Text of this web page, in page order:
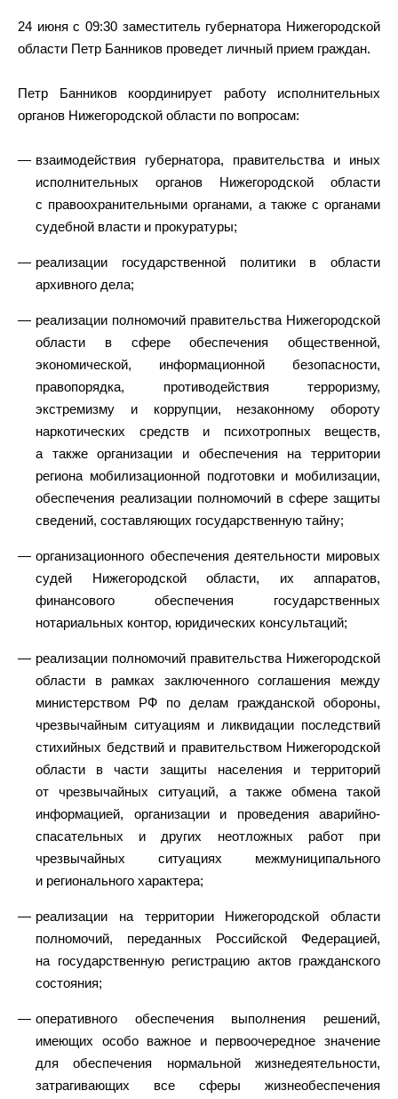
24 июня с 09:30 заместитель губернатора Нижегородской
области Петр Банников проведет личный прием граждан.
Петр Банников координирует работу исполнительных
органов Нижегородской области по вопросам:
взаимодействия губернатора, правительства и иных
исполнительных органов Нижегородской области
с правоохранительными органами, а также с органами
судебной власти и прокуратуры;
реализации государственной политики в области
архивного дела;
реализации полномочий правительства Нижегородской
области в сфере обеспечения общественной,
экономической, информационной безопасности,
правопорядка, противодействия терроризму,
экстремизму и коррупции, незаконному обороту
наркотических средств и психотропных веществ,
а также организации и обеспечения на территории
региона мобилизационной подготовки и мобилизации,
обеспечения реализации полномочий в сфере защиты
сведений, составляющих государственную тайну;
организационного обеспечения деятельности мировых
судей Нижегородской области, их аппаратов,
финансового обеспечения государственных
нотариальных контор, юридических консультаций;
реализации полномочий правительства Нижегородской
области в рамках заключенного соглашения между
министерством РФ по делам гражданской обороны,
чрезвычайным ситуациям и ликвидации последствий
стихийных бедствий и правительством Нижегородской
области в части защиты населения и территорий
от чрезвычайных ситуаций, а также обмена такой
информацией, организации и проведения аварийно-
спасательных и других неотложных работ при
чрезвычайных ситуациях межмуниципального
и регионального характера;
реализации на территории Нижегородской области
полномочий, переданных Российской Федерацией,
на государственную регистрацию актов гражданского
состояния;
оперативного обеспечения выполнения решений,
имеющих особо важное и первоочередное значение
для обеспечения нормальной жизнедеятельности,
затрагивающих все сферы жизнеобеспечения